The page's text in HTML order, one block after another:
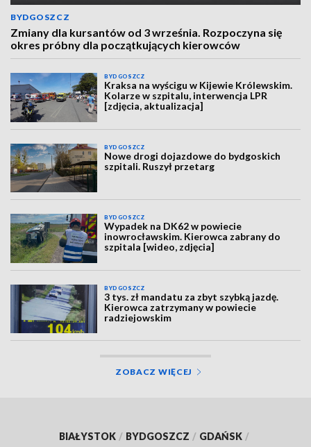
BYDGOSZCZ
Zmiany dla kursantów od 3 września. Rozpoczyna się
okres próbny dla początkujących kierowców
BYDGOSZCZ
Kraksa na wyścigu w Kijewie Królewskim.
Kolarze w szpitalu, interwencja LPR
[zdjęcia, aktualizacja]
BYDGOSZCZ
Nowe drogi dojazdowe do bydgoskich
szpitali. Ruszył przetarg
BYDGOSZCZ
Wypadek na DK62 w powiecie
inowrocławskim. Kierowca zabrany do
szpitala [wideo, zdjęcia]
BYDGOSZCZ
3 tys. zł mandatu za zbyt szybką jazdę.
Kierowca zatrzymany w powiecie
radziejowskim
ZOBACZ WIĘCEJ
BIAŁYSTOK / BYDGOSZCZ / GDAŃSK /